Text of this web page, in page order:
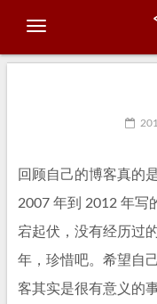
回顾自己的博客真的
2007 年到 2012 年写
宕起伏，没有经历过
年，珍惜吧。希望自
客其实是很有意义的事